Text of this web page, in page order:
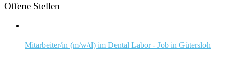
Offene Stellen
Mitarbeiter/in (m/w/d) im Dental Labor - Job in Gütersloh